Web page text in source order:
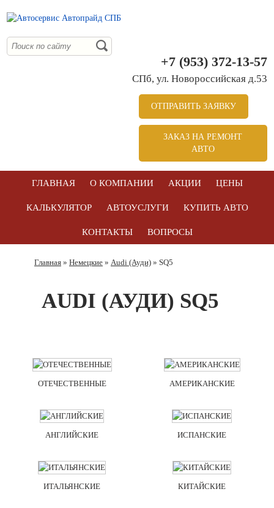
+7 (953) 372-13-57
СПб, ул. Новоросcийская д.53
ОТПРАВИТЬ ЗАЯВКУ
ЗАКАЗ НА РЕМОНТ
АВТО
ГЛАВНАЯ О КОМПАНИИ АКЦИИ ЦЕНЫ
КАЛЬКУЛЯТОР АВТОУСЛУГИ КУПИТЬ АВТО
КОНТАКТЫ ВОПРОСЫ
Главная » Немецкие » Audi (Ауди) » SQ5
AUDI (АУДИ) SQ5
ОТЕЧЕСТВЕННЫЕ АМЕРИКАНСКИЕ
АНГЛИЙСКИЕ ИСПАНСКИЕ
ИТАЛЬЯНСКИЕ КИТАЙСКИЕ